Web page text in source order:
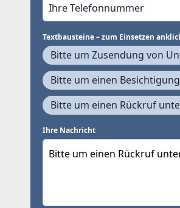
Textbausteine – zum Einsetzen
Bitte um Zusendung von
Bitte um einen
Bitte um einen Rückruf
Ihre Nachricht